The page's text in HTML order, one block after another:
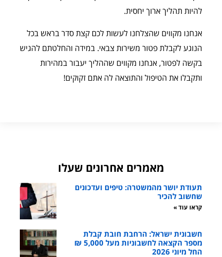
להיות תהליך ארוך יחסית.
אנחנו מקווים שהצלחנו לעשות לכם קצת סדר בראש בכל
הנוגע לקבלת פטור משירות צבאי. במידה והחלטתם להגיש
בקשה לפטור, אנחנו מקווים שההליך יעבור במהירות
ותקבלו את הטיפול והתוצאה לה אתם זקוקים!
מאמרים אחרונים שעלו
תעודת יושר מהמשטרה: טיפים ועדכונים
שחשוב להכיר
קראו עוד »
חשבונית ישראל: הרחבת חובת קבלת
מספר הקצאה לחשבוניות מעל 5,000 ₪
החל מיוני 2026